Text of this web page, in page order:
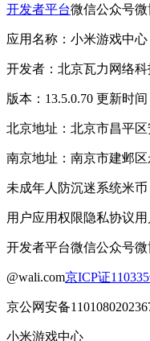
开发者平台微信公众号微
应用名称：小米游戏中心
开发者：北京瓦力网络科
版本：13.5.0.70 更新时间
北京地址：北京市昌平
南京地址：南京市建邺
未成年人防沉迷系统米币
用户应用权限隐私协议
开发者平台微信公众号微
@wali.com京ICP证
京公网安备
小米游戏中心